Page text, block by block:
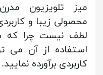
محصولی زیبا و
لطف نیست چرا که
استفاده از آن می
کاربردی برآورده نمایید.